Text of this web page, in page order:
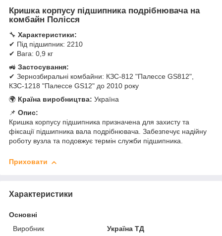
Кришка корпусу підшипника подрібнювача на
комбайн Полісся
🔧 Характеристики:
✔ Під підшипник: 2210
✔ Вага: 0,9 кг
🚜 Застосування:
✔ Зернозбиральні комбайни: КЗС-812 "Палессе GS812",
КЗС-1218 "Палессе GS12" до 2010 року
🌍 Країна виробництва: Україна
📌 Опис:
Кришка корпусу підшипника призначена для захисту та
фіксації підшипника вала подрібнювача. Забезпечує надійну
роботу вузла та подовжує термін служби підшипника.
Приховати
Характеристики
Основні
Виробник
Україна ТД